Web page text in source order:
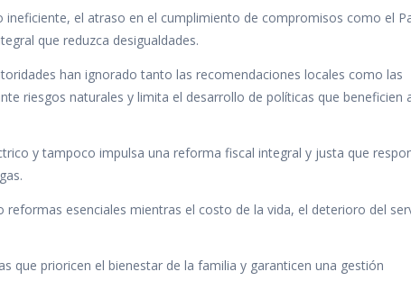
el atraso en el cumplimiento de compromisos como el
que reduzca desigualdades.
han ignorado tanto las recomendaciones locales como las
riesgos naturales y limita el desarrollo de políticas que beneficien
y tampoco impulsa una reforma fiscal integral y justa que
reformas esenciales mientras el costo de la vida, el deterioro del
que prioricen el bienestar de la familia y garanticen una gestión